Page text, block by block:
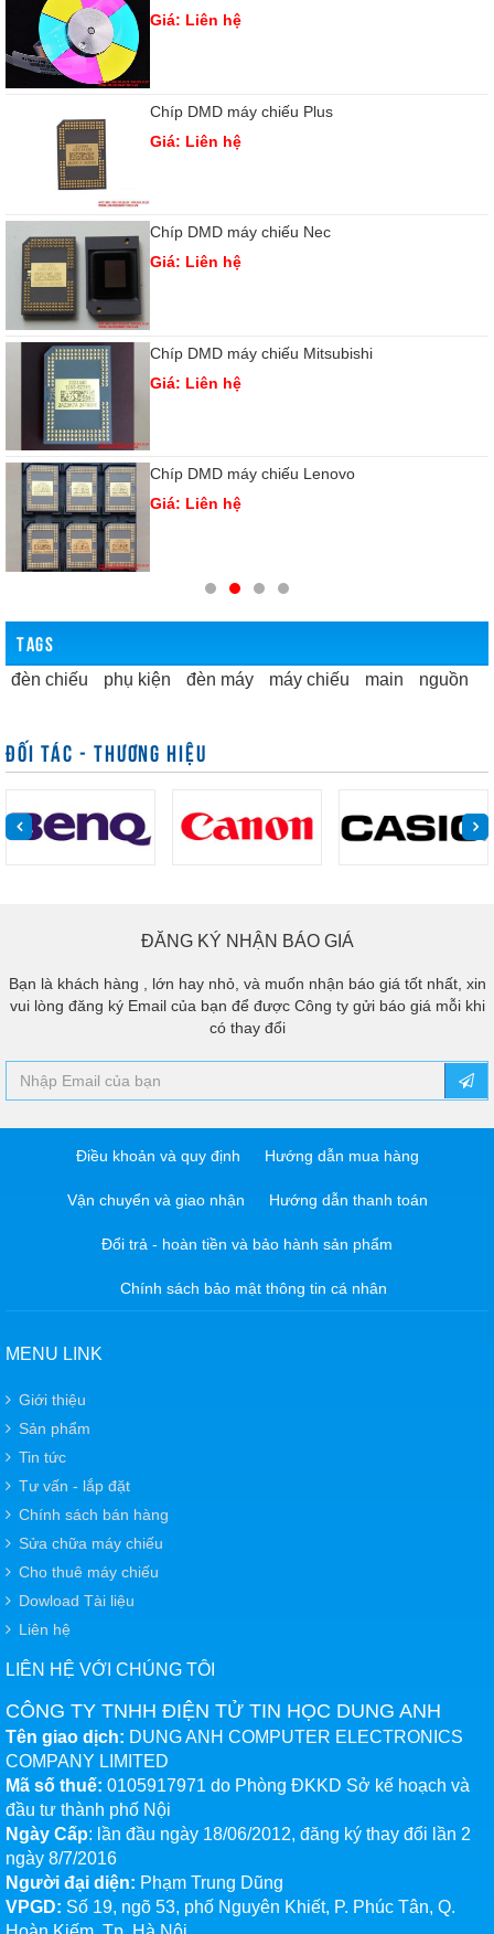
Giá: Liên hệ
Chíp DMD máy chiếu Plus
Giá: Liên hệ
Chíp DMD máy chiếu Nec
Giá: Liên hệ
Chíp DMD máy chiếu Mitsubishi
Giá: Liên hệ
Chíp DMD máy chiếu Lenovo
Giá: Liên hệ
TAGS
đèn chiếu phụ kiện đèn máy máy chiếu main nguồn
ĐỐI TÁC - THƯƠNG HIỆU
ĐĂNG KÝ NHẬN BÁO GIÁ
Bạn là khách hàng , lớn hay nhỏ, và muốn nhận báo giá tốt nhất, xin
vui lòng đăng ký Email của bạn để được Công ty gửi báo giá mỗi khi
có thay đổi
Điều khoản và quy định Hướng dẫn mua hàng
Vận chuyển và giao nhận Hướng dẫn thanh toán
Đổi trả - hoàn tiền và bảo hành sản phẩm
Chính sách bảo mật thông tin cá nhân
MENU LINK
Giới thiệu
Sản phẩm
Tin tức
Tư vấn - lắp đặt
Chính sách bán hàng
Sửa chữa máy chiếu
Cho thuê máy chiếu
Dowload Tài liệu
Liên hệ
LIÊN HỆ VỚI CHÚNG TÔI
CÔNG TY TNHH ĐIỆN TỬ TIN HỌC DUNG ANH
Tên giao dịch: DUNG ANH COMPUTER ELECTRONICS
COMPANY LIMITED
Mã số thuế: 0105917971 do Phòng ĐKKD Sở kế hoạch và
đầu tư thành phố Nội
Ngày Cấp: lần đầu ngày 18/06/2012, đăng ký thay đổi lần 2
ngày 8/7/2016
Người đại diện: Phạm Trung Dũng
VPGD: Số 19, ngõ 53, phố Nguyên Khiết, P. Phúc Tân, Q.